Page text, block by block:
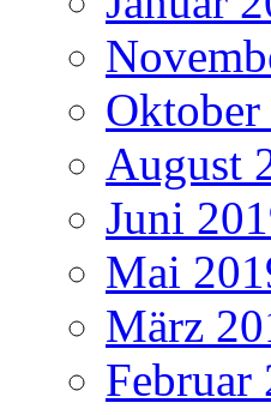
Oktober
August
Juni
Mai
März
Februar